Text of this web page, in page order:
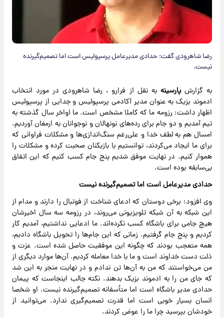
رضا شاهرودی گفت: حدادی مدیرعامل پرسپولیس است اما تصمیم‌گیرنده
نیست.
به گزارشپارسینه به نقل از فرارو ، رضا شاهرودی در مورد انتخاب
ادموند بزیک به عنوان مدیر آکادمی پرسپولیس و جدایی از پرسپولیس
اظهار داشت: رزومه ما که کاملا مشخص است. ما اواخر سال گذشته به
تیم آمدیم و دو جام برای رده‌های نونهالان و نوجوانان به ارمغان آوردیم.
امسال هم به لطف خدا و علی‌رغم سنگ‌اندازی‌ها و مشکلات فراوانی که
برای ما ایجاد می‌کردند، توانستیم با بازیکنان صحبت کرده و مشکلات را
هموار کنیم. در نهایت موفق شدیم پنج جام کسب کنیم که این اتفاق
بی‌سابقه بوده است.
حدادی مدیرعامل است اما تصمیم‌گیرنده نیست
وی افزود: برخی دوستان که ادعای شناخت از فوتبال را دارند و مدام از
این شبکه به آن شبکه تلویزیونی می‌روند، در رزومه سه سال اخیرشان
هیچ جامی برای باشگاه کسب نکرده‌اند. ما ادعایی نداشتیم، آمدیم کار
کردیم و پنج جام گرفتیم. زمانی که این جام‌ها را تحویل باشگاه دادیم،
همه متعجب بودند که چگونه این موفقیت حاصل شده است. عزت و
ذلت دست خداوند است و ما با خدا معامله کردیم. آن‌ها موارد دیگری از
من می‌خواستند که من به آن‌ها تن ندادم و در نهایت منجر به این شد
که جای من را به ادموند بزیک بدهند. نکته جالب اینجاست که پیمان
حدادی مدیر باشگاه است اما متأسفانه تصمیم‌گیرنده نیست. او شخصا
انسان بسیار خوبی است اما قدرت تصمیم‌گیری ندارد. می‌توانید از
خودشان بپرسید چرا ما را عوض کردند.